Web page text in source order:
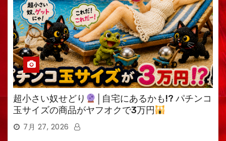
超小さい奴せどり
│自宅にあるかも!? パチンコ
玉サイズの商品がヤフオクで3万円
7月 27, 2026